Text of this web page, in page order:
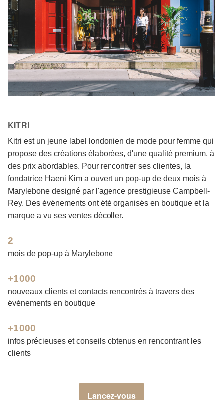
KITRI
Kitri est un jeune label londonien de mode pour femme qui
propose des créations élaborées, d'une qualité premium, à
des prix abordables. Pour rencontrer ses clientes, la
fondatrice Haeni Kim a ouvert un pop-up de deux mois à
Marylebone designé par l'agence prestigieuse Campbell-
Rey. Des événements ont été organisés en boutique et la
marque a vu ses ventes décoller.
2
mois de pop-up à Marylebone
+1000
nouveaux clients et contacts rencontrés à travers des
événements en boutique
+1000
infos précieuses et conseils obtenus en rencontrant les
clients
Lancez-vous